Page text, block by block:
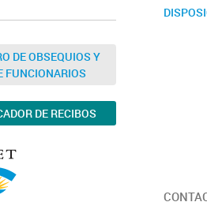
DE OBSEQUIOS Y
FUNCIONARIOS
DE RECIBOS